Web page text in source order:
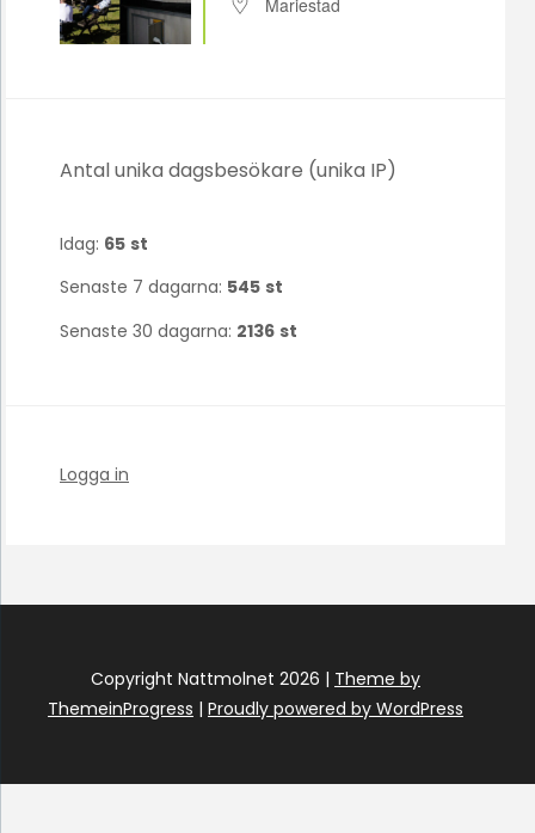
Mariestad
Antal unika dagsbesökare (unika IP)
Idag: 65 st
Senaste 7 dagarna: 545 st
Senaste 30 dagarna: 2136 st
Logga in
Copyright Nattmolnet 2026 | Theme by
ThemeinProgress | Proudly powered by WordPress